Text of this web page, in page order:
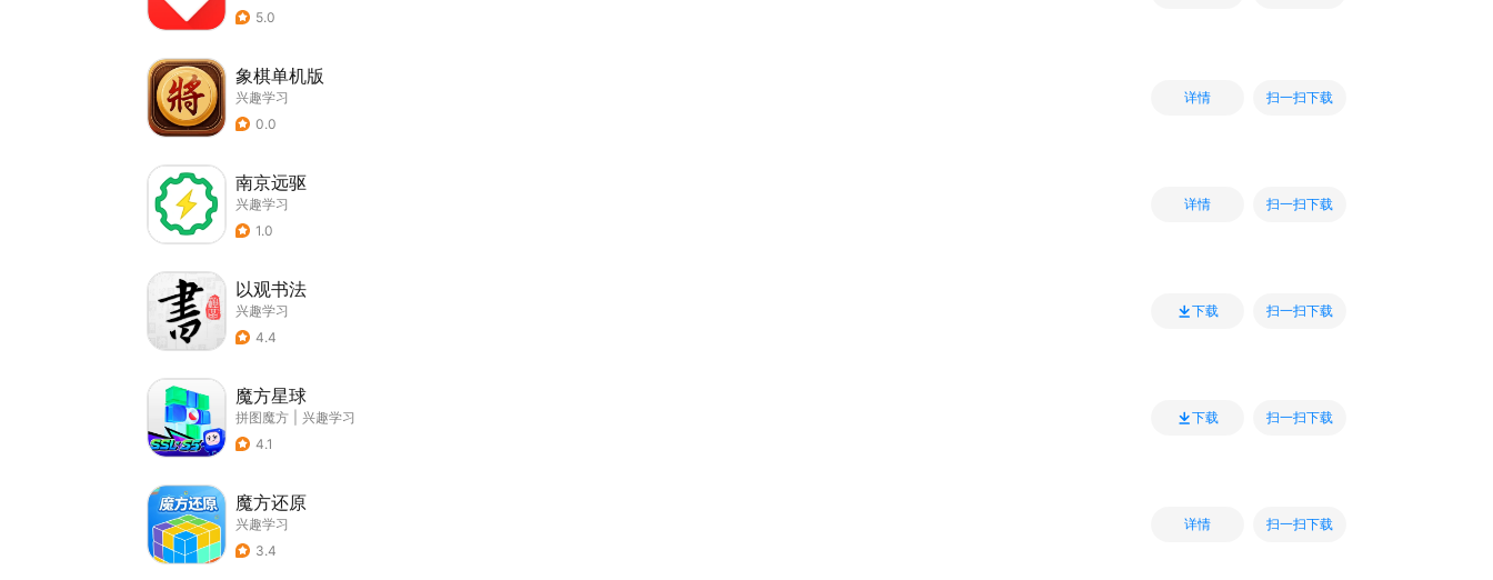
5.0
象棋单机版
兴趣学习
0.0
详情 扫一扫下载
南京远驱
兴趣学习
1.0
详情 扫一扫下载
以观书法
兴趣学习
4.4
下载 扫一扫下载
魔方星球
拼图魔方
兴趣学习
4.1
下载 扫一扫下载
魔方还原
兴趣学习
3.4
详情 扫一扫下载